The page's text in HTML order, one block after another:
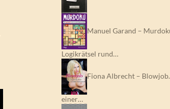
Manuel Garand –
Logikrätsel rund…
Fiona Albrecht – Blowjob.
einer…